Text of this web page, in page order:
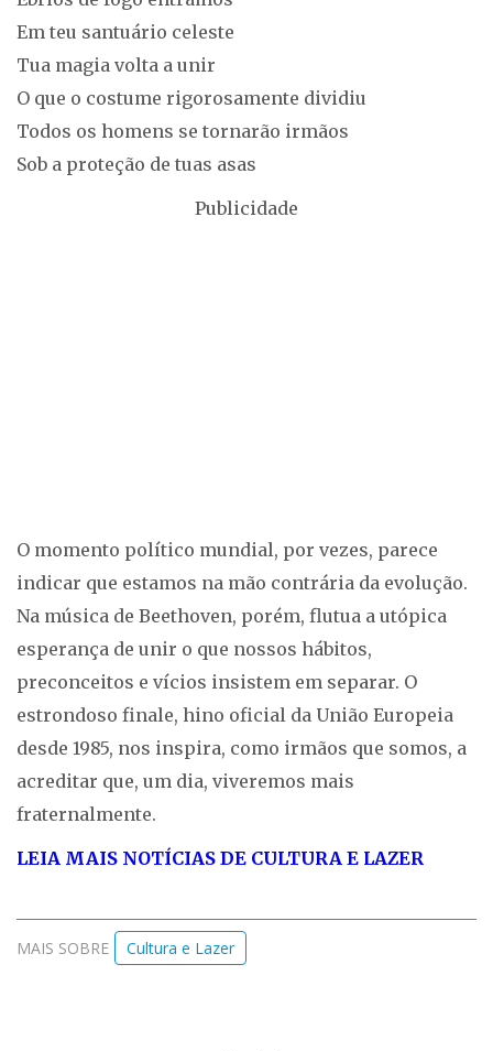
Em teu santuário celeste
Tua magia volta a unir
O que o costume rigorosamente dividiu
Todos os homens se tornarão irmãos
Sob a proteção de tuas asas
Publicidade
O momento político mundial, por vezes, parece
indicar que estamos na mão contrária da evolução.
Na música de Beethoven, porém, flutua a utópica
esperança de unir o que nossos hábitos,
preconceitos e vícios insistem em separar. O
estrondoso finale, hino oficial da União Europeia
desde 1985, nos inspira, como irmãos que somos, a
acreditar que, um dia, viveremos mais
fraternalmente.
LEIA MAIS NOTÍCIAS DE CULTURA E LAZER
MAIS SOBRE Cultura e Lazer